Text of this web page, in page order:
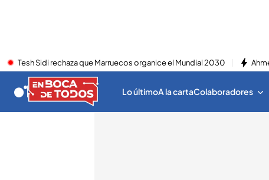
Tesh Sidi rechaza que Marruecos organice el Mundial 2030
Lo últimoA la cartaColaboradores